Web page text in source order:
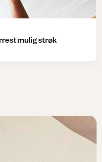
mulig strøk